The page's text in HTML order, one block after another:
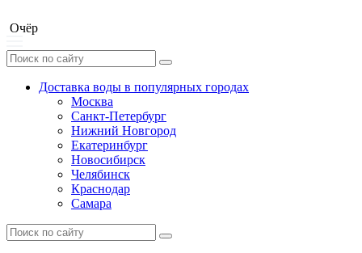
Очёр
Доставка воды в популярных городах
Москва
Санкт-Петербург
Нижний Новгород
Екатеринбург
Новосибирск
Челябинск
Краснодар
Самара